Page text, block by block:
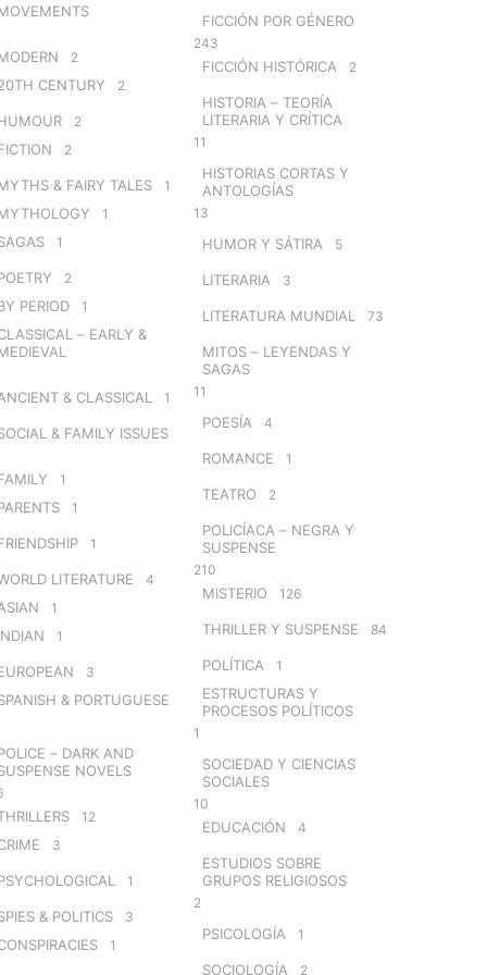
2
CENTURY 2
2
2
& FAIRY TALES 1
1
1
2
PERIOD 1
– EARLY &
& CLASSICAL 1
& FAMILY ISSUES
1
1
1
LITERATURE 4
1
1
3
& PORTUGUESE
– DARK AND
NOVELS
12
3
1
& POLITICS 3
1
FICCIÓN POR GÉNERO
243
FICCIÓN HISTÓRICA 2
HISTORIA – TEORÍA
LITERARIA Y CRÍTICA
11
HISTORIAS CORTAS Y
ANTOLOGÍAS
13
HUMOR Y SÁTIRA 5
LITERARIA 3
LITERATURA MUNDIAL 73
MITOS – LEYENDAS Y
SAGAS
11
POESÍA 4
ROMANCE 1
TEATRO 2
POLICÍACA – NEGRA Y
SUSPENSE
210
MISTERIO 126
THRILLER Y SUSPENSE 84
POLÍTICA 1
ESTRUCTURAS Y
PROCESOS POLÍTICOS
1
SOCIEDAD Y CIENCIAS
SOCIALES
10
EDUCACIÓN 4
ESTUDIOS SOBRE
GRUPOS RELIGIOSOS
2
PSICOLOGÍA 1
SOCIOLOGÍA 2